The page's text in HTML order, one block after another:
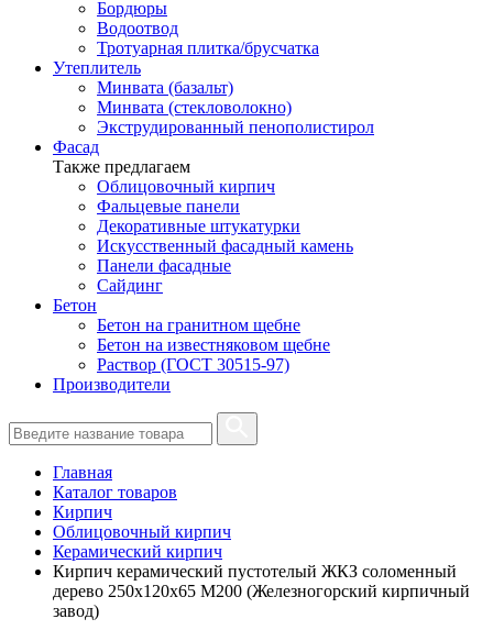
Бордюры
Водоотвод
Тротуарная плитка/брусчатка
Утеплитель
Минвата (базальт)
Минвата (стекловолокно)
Экструдированный пенополистирол
Фасад
Также предлагаем
Облицовочный кирпич
Фальцевые панели
Декоративные штукатурки
Искусственный фасадный камень
Панели фасадные
Сайдинг
Бетон
Бетон на гранитном щебне
Бетон на известняковом щебне
Раствор (ГОСТ 30515-97)
Производители
Главная
Каталог товаров
Кирпич
Облицовочный кирпич
Керамический кирпич
Кирпич керамический пустотелый ЖКЗ соломенный
дерево 250х120х65 М200 (Железногорский кирпичный
завод)